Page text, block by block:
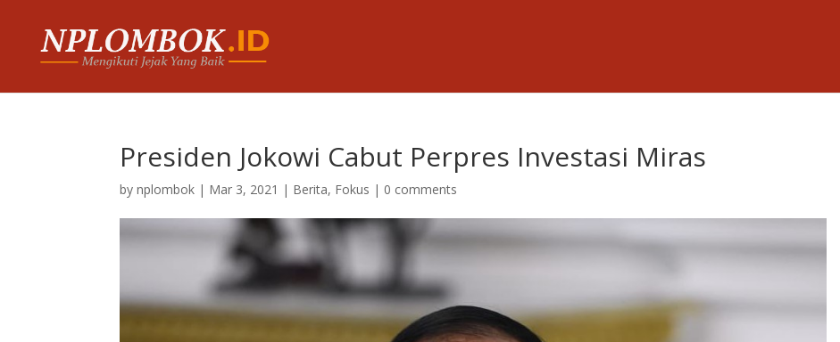
Presiden Jokowi Cabut Perpres Investasi Miras
bynplombok | Mar 3, 2021 | Berita, Fokus | 0 comments